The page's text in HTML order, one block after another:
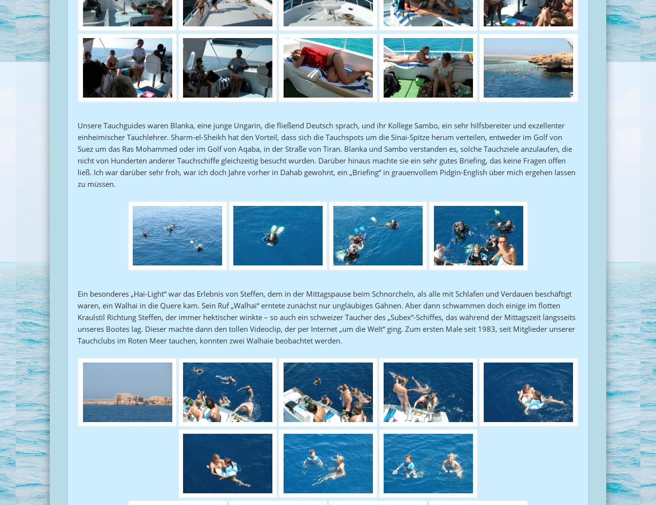
Unsere Tauchguides waren Blanka, eine junge Ungarin, die fließend Deutsch sprach, und ihr Kollege Sambo, ein sehr hilfsbereiter und exzellenter
einheimischer Tauchlehrer. Sharm-el-Sheikh hat den Vorteil, dass sich die Tauchspots um die Sinai-Spitze herum verteilen, entweder im Golf von
Suez um das Ras Mohammed oder im Golf von Aqaba, in der Straße von Tiran. Blanka und Sambo verstanden es, solche Tauchziele anzulaufen, die
nicht von Hunderten anderer Tauchschiffe gleichzeitig besucht wurden. Darüber hinaus machte sie ein sehr gutes Briefing, das keine Fragen offen
ließ. Ich war darüber sehr froh, war ich doch Jahre vorher in Dahab gewohnt, ein „Briefing“ in grauenvollem Pidgin-English über mich ergehen lassen
zu müssen.
Ein besonderes „Hai-Light“ war das Erlebnis von Steffen, dem in der Mittagspause beim Schnorcheln, als alle mit Schlafen und Verdauen beschäftigt
waren, ein Walhai in die Quere kam. Sein Ruf „Walhai“ erntete zunächst nur ungläubiges Gähnen. Aber dann schwammen doch einige im flotten
Kraulstil Richtung Steffen, der immer hektischer winkte – so auch ein schweizer Taucher des „Subex“-Schiffes, das während der Mittagszeit längsseits
unseres Bootes lag. Dieser machte dann den tollen Videoclip, der per Internet „um die Welt“ ging. Zum ersten Male seit 1983, seit Mitglieder unserer
Tauchclubs im Roten Meer tauchen, konnten zwei Walhaie beobachtet werden.